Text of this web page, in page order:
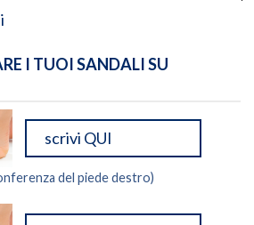
I TUOI SANDALI SU
del piede destro)